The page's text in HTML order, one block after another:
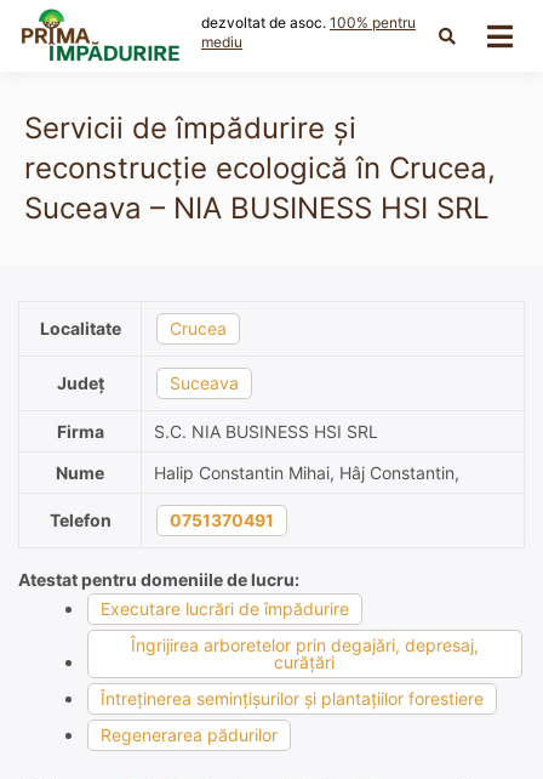
content
dezvoltat de asoc. 100% pentru
mediu
Servicii de împădurire și
reconstrucție ecologică în Crucea,
Suceava – NIA BUSINESS HSI SRL
Localitate Crucea
Județ Suceava
Firma
S.C. NIA BUSINESS HSI SRL
Nume
Halip Constantin Mihai, Hâj Constantin,
Telefon 0751370491
Atestat pentru domeniile de lucru:
Executare lucrări de împădurire
Îngrijirea arboretelor prin degajări, depresaj,
curăţări
Întreţinerea seminţişurilor şi plantaţiilor forestiere
Regenerarea pădurilor